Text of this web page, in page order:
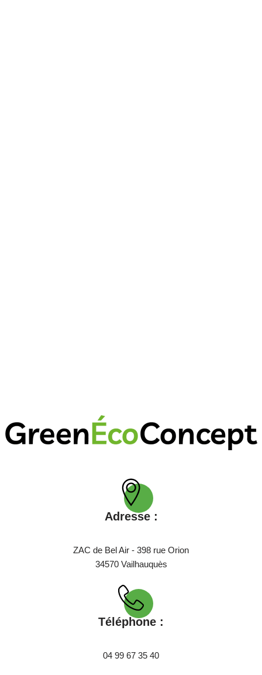
Adresse :
ZAC de Bel Air - 398 rue Orion
34570 Vailhauquès
Téléphone :
04 99 67 35 40